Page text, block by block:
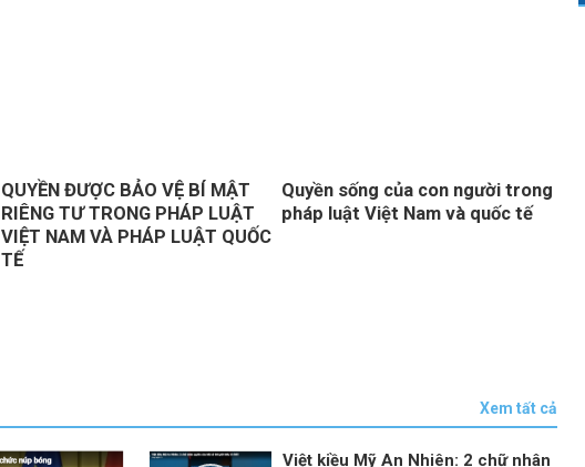
QUYỀN ĐƯỢC BẢO VỆ BÍ MẬT
RIÊNG TƯ TRONG PHÁP LUẬT
VIỆT NAM VÀ PHÁP LUẬT QUỐC
TẾ
Quyền sống của con người trong
pháp luật Việt Nam và quốc tế
Xem tất cả
Việt kiều Mỹ An Nhiên: 2 chữ nhân